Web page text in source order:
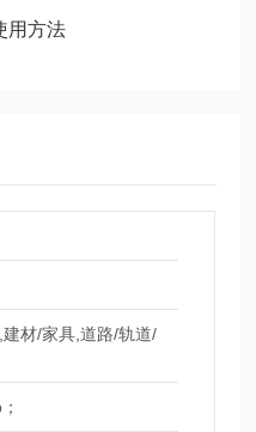
用方法
材/家具,道路/轨道/